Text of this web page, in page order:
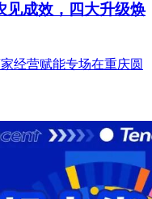
见成效，四大升级焕
经营赋能专场在重庆圆